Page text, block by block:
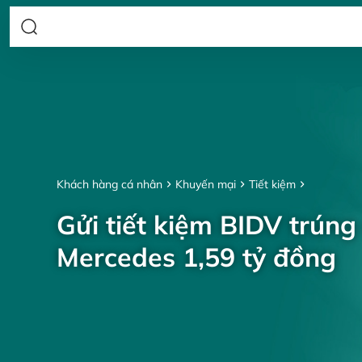
Khách hàng cá nhân Khuyến mại Tiết kiệm
Gửi tiết kiệm BIDV
Mercedes 1,59 tỷ đồng